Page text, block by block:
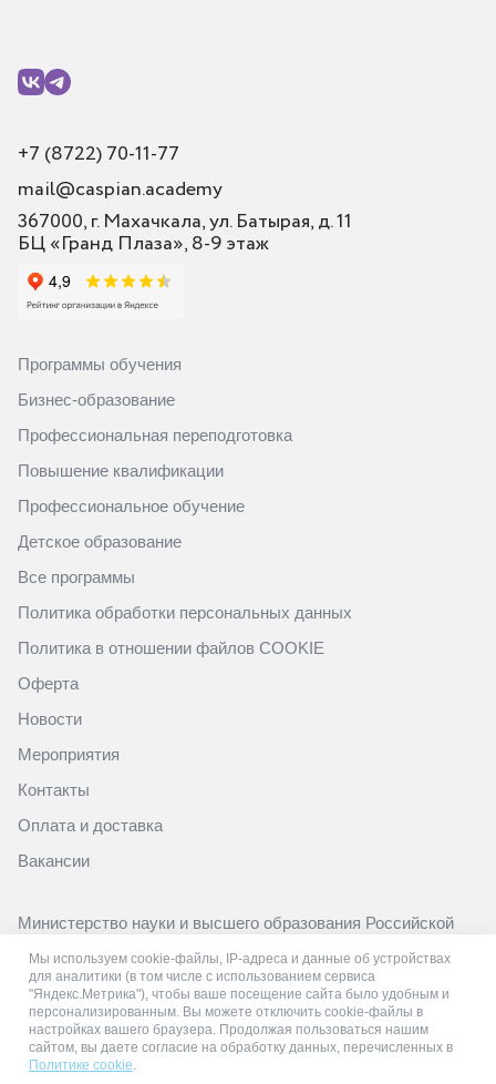
Мы используем cookie-файлы, IP-адреса и данные об устройствах
для аналитики (в том числе с использованием сервиса
"Яндекс.Метрика"), чтобы ваше посещение сайта было удобным и
персонализированным. Вы можете отключить cookie-файлы в
настройках вашего браузера. Продолжая пользоваться нашим
сайтом, вы даете согласие на обработку данных, перечисленных в
Политике cookie.
+7 (8722) 70-11-77
mail@caspian.academy
367000, г. Махачкала, ул. Батырая, д. 11
БЦ «Гранд Плаза», 8-9 этаж
Программы обучения
Бизнес-образование
Профессиональная переподготовка
Повышение квалификации
Профессиональное обучение
Детское образование
Все программы
Политика обработки персональных данных
Политика в отношении файлов COOKIE
Оферта
Новости
Мероприятия
Контакты
Оплата и доставка
Вакансии
Министерство науки и высшего образования Российской
https://minobrnauki.gov.ru/
Министерство просвещения Российской Федерации
https://edu.gov.ru/